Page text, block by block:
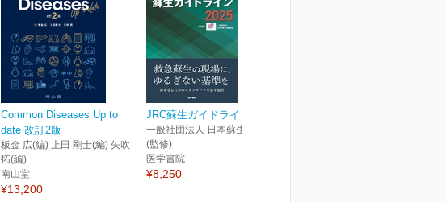
Common Diseases Up to
date 改訂2版
板金 広(編) 上田 剛士(編) 矢吹
拓(編)
南山堂
¥13,200
JRC蘇生ガイドライン2025
一般社団法人 日本蘇生協議会
(監修)
医学書院
¥8,250